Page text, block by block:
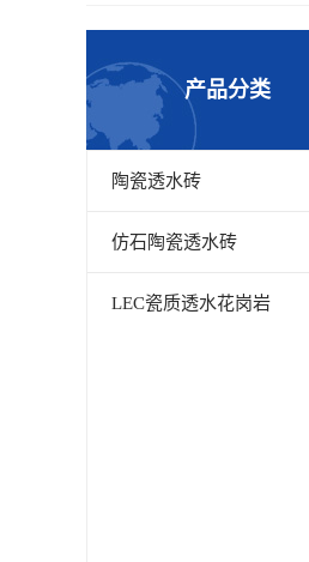
产品分类
陶瓷透水砖
仿石陶瓷透水砖
LEC瓷质透水花岗岩